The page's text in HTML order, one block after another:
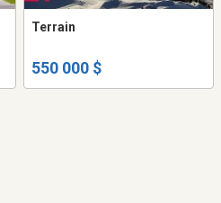
Terrain
550 000 $